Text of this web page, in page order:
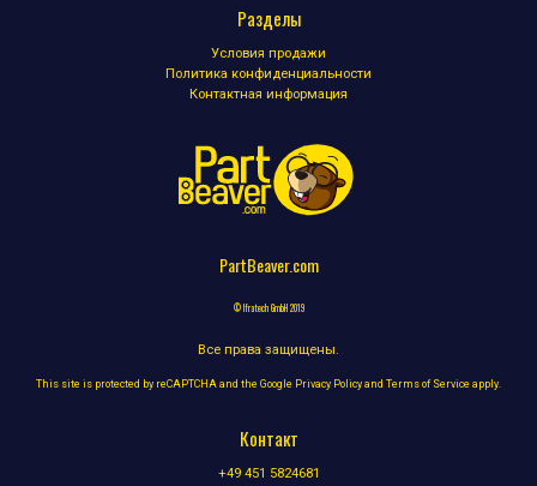
Разделы
Условия продажи
Политика конфиденциальности
Контактная информация
PartBeaver.com
© Ifratech GmbH 2019
Все права защищены.
This site is protected by reCAPTCHA and the Google Privacy Policy and Terms of Service apply.
Контакт
+49 451 5824681